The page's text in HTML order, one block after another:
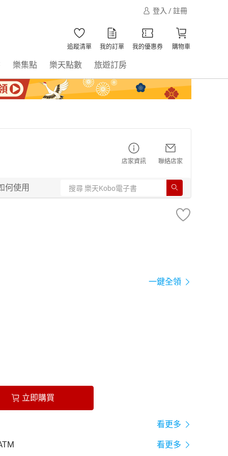
登入 / 註冊
追蹤清單 我的訂單 我的優惠券 購物車
樂集點 樂天點數 旅遊訂房
店家資訊 聯絡店家
何使用
一鍵全領
立即購買
看更多
看更多